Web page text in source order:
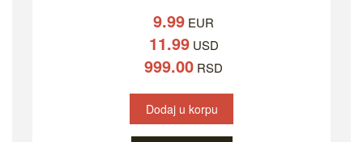
9.99 EUR
11.99USD
999.00 RSD
Dodaj u korpu